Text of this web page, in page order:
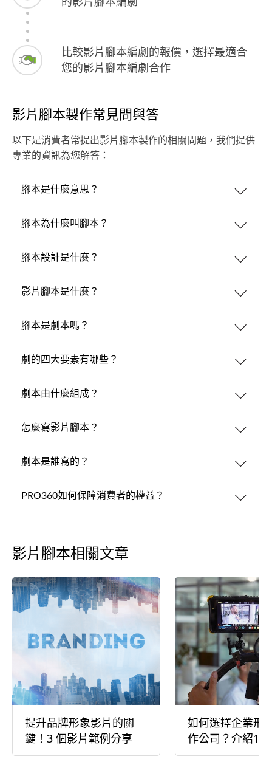
比較影片腳本編劇的報價，選擇最適合
您的影片腳本編劇合作
影片腳本製作常見問與答
以下是消費者常提出影片腳本製作的相關問題，我們提供
專業的資訊為您解答：
腳本是什麼意思？
腳本為什麼叫腳本？
腳本設計是什麼？
影片腳本是什麼？
腳本是劇本嗎？
劇的四大要素有哪些？
劇本由什麼組成？
怎麼寫影片腳本？
劇本是誰寫的？
PRO360如何保障消費者的權益？
影片腳本相關文章
提升品牌形象影片的關
鍵！3 個影片範例分享
如何選擇企業形
作公司？介紹10
作公司